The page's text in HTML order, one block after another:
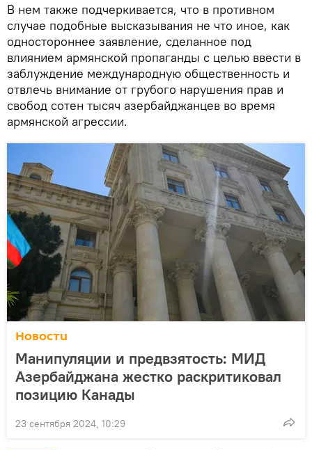
В нем также подчеркивается, что в противном
случае подобные высказывания не что иное, как
одностороннее заявление, сделанное под
влиянием армянской пропаганды с целью ввести в
заблуждение международную общественность и
отвлечь внимание от грубого нарушения прав и
свобод сотен тысяч азербайджанцев во время
армянской агрессии.
Новости
Манипуляции и предвзятость: МИД
Азербайджана жестко раскритиковал
позицию Канады
23 сентября 2024, 10:29